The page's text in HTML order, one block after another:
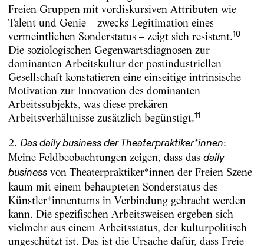
Freien Gruppen mit vordiskursiven Attributen wie
Talent und Genie – zwecks Legitimation eines
vermeintlichen Sonderstatus – zeigt sich resistent.10
Die soziologischen Gegenwartsdiagnosen zur
dominanten Arbeitskultur der postindustriellen
Gesellschaft konstatieren eine einseitige intrinsische
Motivation zur Innovation des dominanten
Arbeitssubjekts, was diese prekären
Arbeitsverhältnisse zusätzlich begünstigt.11
2. Das daily business der Theaterpraktiker*innen:
Meine Feldbeobachtungen zeigen, dass das daily
businessvon Theaterpraktiker*innen der Freien Szene
kaum mit einem behaupteten Sonderstatus des
Künstler*innentums in Verbindung gebracht werden
kann. Die spezifischen Arbeitsweisen ergeben sich
vielmehr aus einem Arbeitsstatus, der kulturpolitisch
ungeschützt ist. Das ist die Ursache dafür, dass Freie